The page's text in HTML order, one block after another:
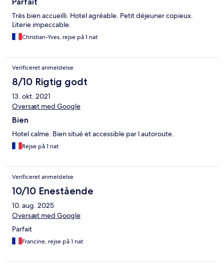
Très bien accueilli. Hotel agréable. Petit déjeuner copieux.
Literie impeccable.
Christian-Yves, rejse på 1 nat
Verificeret anmeldelse
8/10 Rigtig godt
13. okt. 2021
Oversæt med Google
Bien
Hotel calme. Bien situé et accessible par l autoroute.
Rejse på 1 nat
Verificeret anmeldelse
10/10 Enestående
10. aug. 2025
Oversæt med Google
Parfait
Francine, rejse på 1 nat